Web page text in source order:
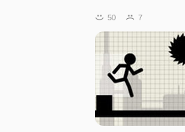
населенных странными
слизни и пчелы, синие
злые роботы. Хоп на
50 7